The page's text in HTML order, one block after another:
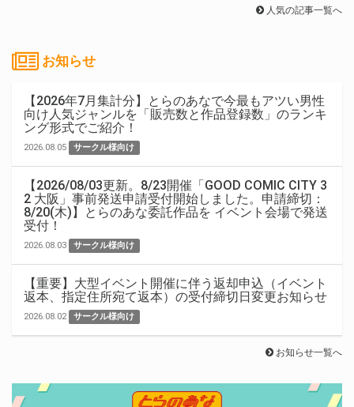
人気の記事一覧へ
お知らせ
【2026年7月集計分】とらのあなで今最もアツい男性
向け人気ジャンルを「販売数と作品登録数」のランキ
ング形式でご紹介！
2026.08.05 サークル様向け
【2026/08/03更新。8/23開催「GOOD COMIC CITY 3
2 大阪」事前発送申請受付開始しました。申請締切：
8/20(木)】とらのあな委託作品を イベント会場で発送
受付！
2026.08.03 サークル様向け
【重要】大型イベント開催に伴う返却申込（イベント
返本、指定住所宛て返本）の受付締切日変更お知らせ
2026.08.02 サークル様向け
お知らせ一覧へ